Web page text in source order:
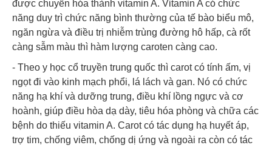
được chuyển hóa thành vitamin A. Vitamin A có chức
năng duy trì chức năng bình thường của tế bào biểu mô,
ngăn ngừa và điều trị nhiễm trùng đường hô hấp, cà rốt
càng sẫm màu thì hàm lượng caroten càng cao.
- Theo y học cổ truyền trung quốc thì carot có tính ấm, vị
ngọt đi vào kinh mạch phổi, lá lách và gan. Nó có chức
năng hạ khí và dưỡng trung, điều khí lồng ngực và cơ
hoành, giúp điều hòa dạ dày, tiêu hóa phòng và chữa các
bệnh do thiếu vitamin A. Carot có tác dụng hạ huyết áp,
trợ tim, chống viêm, chống dị ứng và ngoài ra còn có tác